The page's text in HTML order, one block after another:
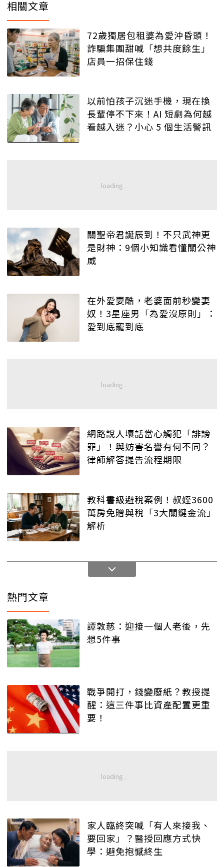
相關文章
72歲獨居包租婆為愛沖昏頭！
詐騙集團甜喊「想共度餘生」
店員一招保住錢
以前怕孩子沉迷手機，現在換
長輩停不下來！AI 短劇為何越
看越入迷？小心 5 個生活警訊
關聖帝君誕辰到！不只武神更
是財神：9個小知識看懂關公神
威
在外愛耍酷，老婆面前秒變妻
奴！3星座男「為愛沒原則」：
愛到底寵到底
網路說人壞話當心觸犯「誹謗
罪」！與妨害名譽有何不同？
律師解答提告流程期限
教科書級避稅案例！叔姪3600
萬房免贈與稅「3大關鍵金流」
解析
熱門文章
譚敦慈：迎接一個人老後，先
想5件事
戰爭開打，錢變廢紙？教授提
醒：這三件事比資產配置更重
要！
家人臨終突喊「有人來接我、
要回家」？醫授回應方式快
學：避免抱憾終生